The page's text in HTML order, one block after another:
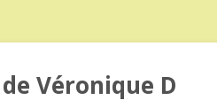
Véronique D